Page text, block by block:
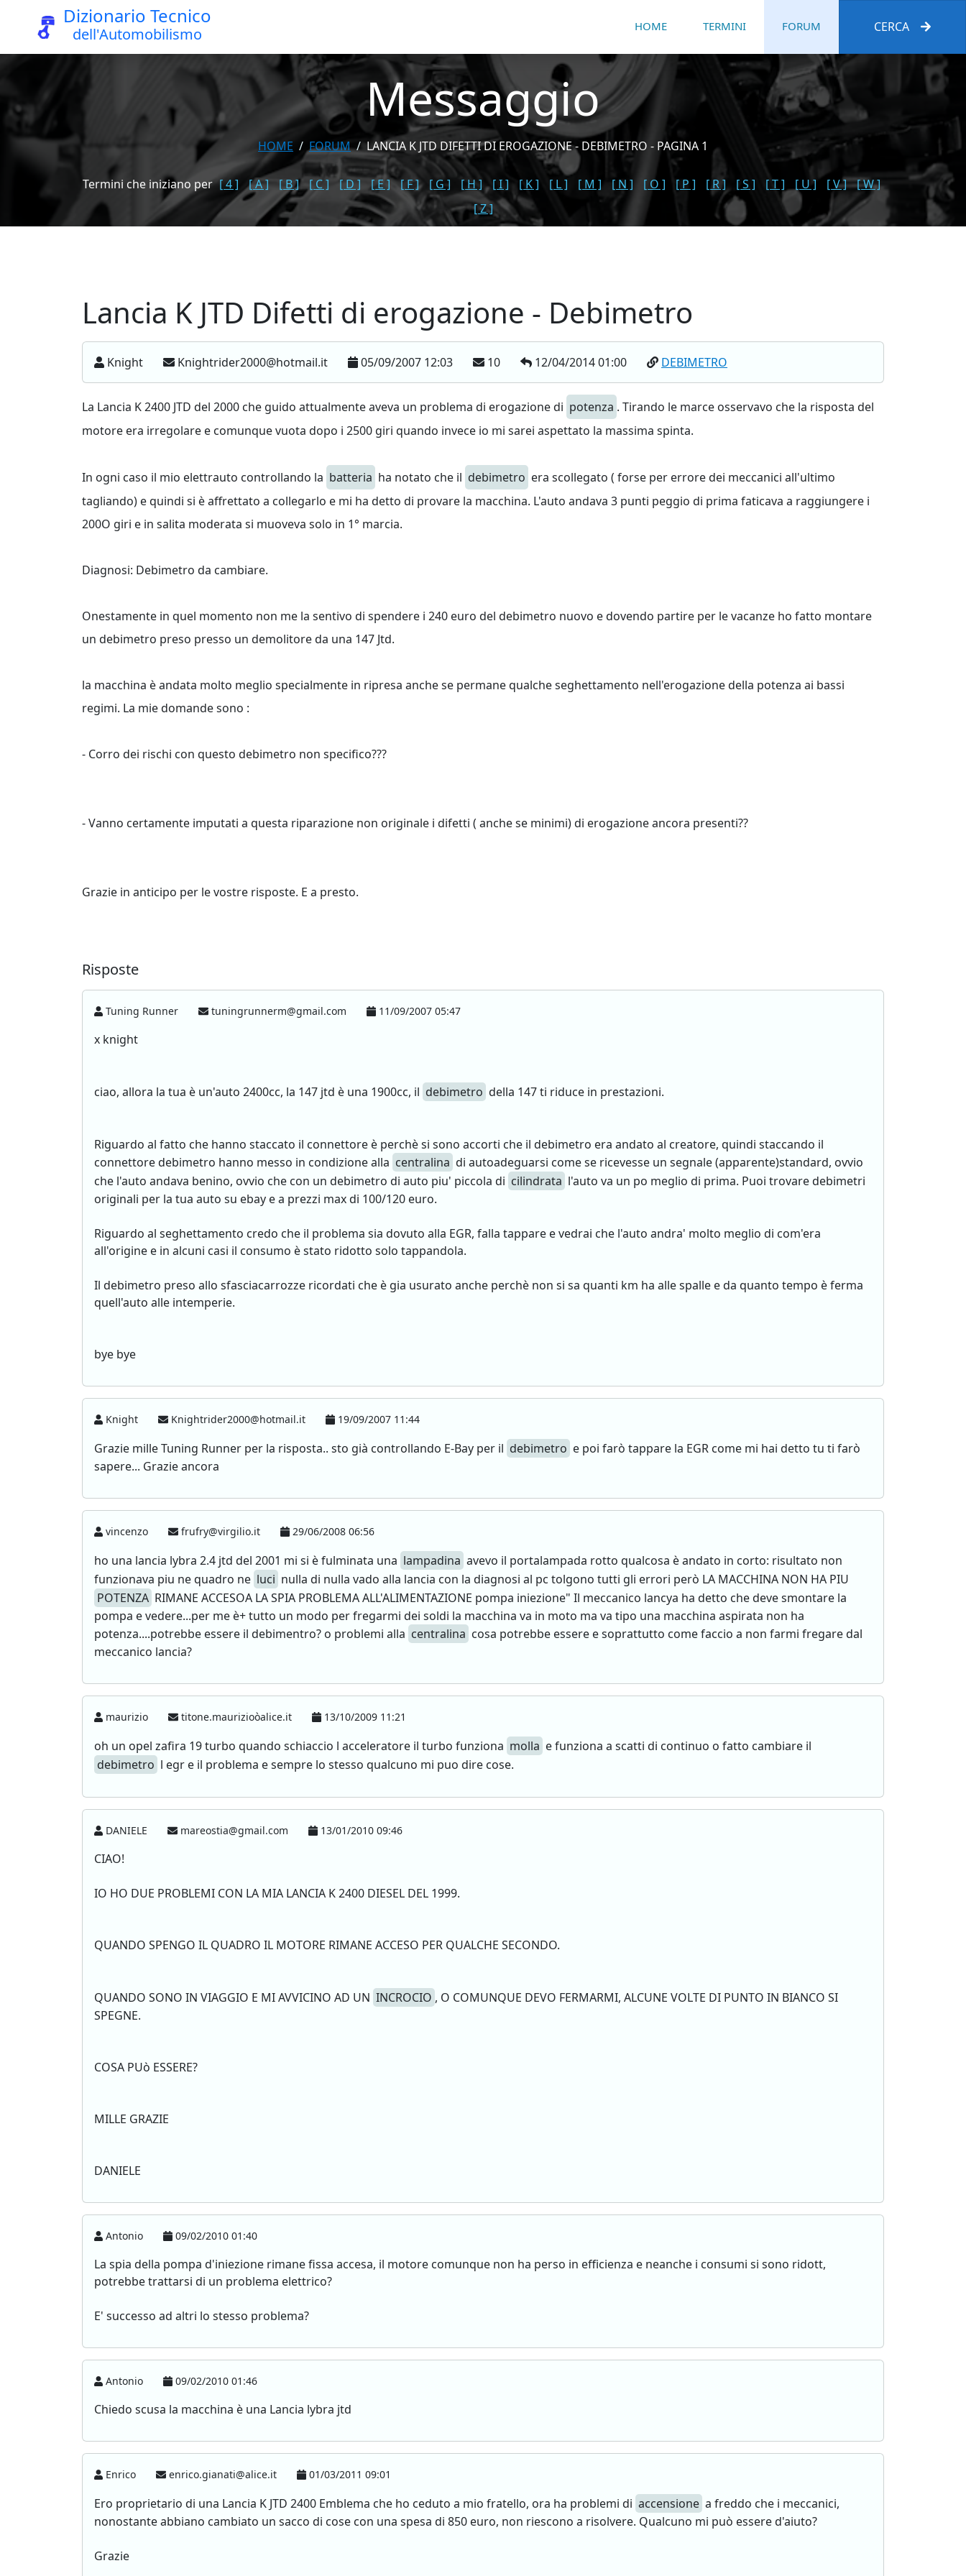
Dizionario Tecnico
dell'Automobilismo HOME TERMINI FORUM CERCA
Messaggio
HOME FORUM LANCIA K JTD DIFETTI DI EROGAZIONE - DEBIMETRO - PAGINA 1
Termini che iniziano per [ 4 ] [ A ] [ B ] [ C ] [ D ] [ E ] [ F ] [ G ] [ H ] [ I ] [ K ] [ L ] [ M ] [ N ] [ O ] [ P ] [ R ] [ S ] [ T ] [ U ] [ V ]
[ W ]
[ Z ]
Lancia K JTD Difetti di erogazione - Debimetro
Knight Knightrider2000@hotmail.it 05/09/2007 12:03 10 12/04/2014 01:00 DEBIMETRO
La Lancia K 2400 JTD del 2000 che guido attualmente aveva un problema di erogazione di potenza . Tirando le marce osservavo che la risposta del
motore era irregolare e comunque vuota dopo i 2500 giri quando invece io mi sarei aspettato la massima spinta.
In ogni caso il mio elettrauto controllando la batteria ha notato che il debimetro era scollegato ( forse per errore dei meccanici all'ultimo
tagliando) e quindi si è affrettato a collegarlo e mi ha detto di provare la macchina. L'auto andava 3 punti peggio di prima faticava a raggiungere i
200O giri e in salita moderata si muoveva solo in 1° marcia.
Diagnosi: Debimetro da cambiare.
Onestamente in quel momento non me la sentivo di spendere i 240 euro del debimetro nuovo e dovendo partire per le vacanze ho fatto montare
un debimetro preso presso un demolitore da una 147 Jtd.
la macchina è andata molto meglio specialmente in ripresa anche se permane qualche seghettamento nell'erogazione della potenza ai bassi
regimi. La mie domande sono :
- Corro dei rischi con questo debimetro non specifico???
- Vanno certamente imputati a questa riparazione non originale i difetti ( anche se minimi) di erogazione ancora presenti??
Grazie in anticipo per le vostre risposte. E a presto.
Risposte
Tuning Runner tuningrunnerm@gmail.com 11/09/2007 05:47
x knight
ciao, allora la tua è un'auto 2400cc, la 147 jtd è una 1900cc, il debimetro della 147 ti riduce in prestazioni.
Riguardo al fatto che hanno staccato il connettore è perchè si sono accorti che il debimetro era andato al creatore, quindi staccando il
connettore debimetro hanno messo in condizione alla centralina di autoadeguarsi come se ricevesse un segnale (apparente)standard, ovvio
che l'auto andava benino, ovvio che con un debimetro di auto piu' piccola di cilindrata l'auto va un po meglio di prima. Puoi trovare debimetri
originali per la tua auto su ebay e a prezzi max di 100/120 euro.
Riguardo al seghettamento credo che il problema sia dovuto alla EGR, falla tappare e vedrai che l'auto andra' molto meglio di com'era
all'origine e in alcuni casi il consumo è stato ridotto solo tappandola.
Il debimetro preso allo sfasciacarrozze ricordati che è gia usurato anche perchè non si sa quanti km ha alle spalle e da quanto tempo è ferma
quell'auto alle intemperie.
bye bye
Knight Knightrider2000@hotmail.it 19/09/2007 11:44
Grazie mille Tuning Runner per la risposta.. sto già controllando E-Bay per il debimetro e poi farò tappare la EGR come mi hai detto tu ti farò
sapere... Grazie ancora
vincenzo frufry@virgilio.it 29/06/2008 06:56
ho una lancia lybra 2.4 jtd del 2001 mi si è fulminata una lampadina avevo il portalampada rotto qualcosa è andato in corto: risultato non
funzionava piu ne quadro ne luci nulla di nulla vado alla lancia con la diagnosi al pc tolgono tutti gli errori però LA MACCHINA NON HA PIU
POTENZA RIMANE ACCESOA LA SPIA PROBLEMA ALL'ALIMENTAZIONE pompa iniezione" Il meccanico lancya ha detto che deve smontare la
pompa e vedere...per me è+ tutto un modo per fregarmi dei soldi la macchina va in moto ma va tipo una macchina aspirata non ha
potenza....potrebbe essere il debimentro? o problemi alla centralina cosa potrebbe essere e soprattutto come faccio a non farmi fregare dal
meccanico lancia?
maurizio titone.maurizioòalice.it 13/10/2009 11:21
oh un opel zafira 19 turbo quando schiaccio l acceleratore il turbo funziona molla e funziona a scatti di continuo o fatto cambiare il
debimetro l egr e il problema e sempre lo stesso qualcuno mi puo dire cose.
DANIELE mareostia@gmail.com 13/01/2010 09:46
CIAO!
IO HO DUE PROBLEMI CON LA MIA LANCIA K 2400 DIESEL DEL 1999.
QUANDO SPENGO IL QUADRO IL MOTORE RIMANE ACCESO PER QUALCHE SECONDO.
QUANDO SONO IN VIAGGIO E MI AVVICINO AD UN INCROCIO , O COMUNQUE DEVO FERMARMI, ALCUNE VOLTE DI PUNTO IN BIANCO SI
SPEGNE.
COSA PUò ESSERE?
MILLE GRAZIE
DANIELE
Antonio 09/02/2010 01:40
La spia della pompa d'iniezione rimane fissa accesa, il motore comunque non ha perso in efficienza e neanche i consumi si sono ridott,
potrebbe trattarsi di un problema elettrico?
E' successo ad altri lo stesso problema?
Antonio 09/02/2010 01:46
Chiedo scusa la macchina è una Lancia lybra jtd
Enrico enrico.gianati@alice.it 01/03/2011 09:01
Ero proprietario di una Lancia K JTD 2400 Emblema che ho ceduto a mio fratello, ora ha problemi di accensione a freddo che i meccanici,
nonostante abbiano cambiato un sacco di cose con una spesa di 850 euro, non riescono a risolvere. Qualcuno mi può essere d'aiuto?
Grazie